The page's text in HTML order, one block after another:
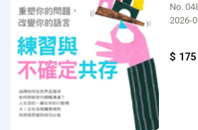
No.
2026-
$ 175